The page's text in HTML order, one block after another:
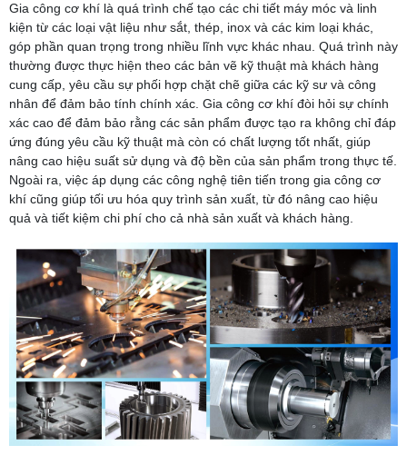
Gia công cơ khí là quá trình chế tạo các chi tiết máy móc và linh
kiện từ các loại vật liệu như sắt, thép, inox và các kim loại khác,
góp phần quan trọng trong nhiều lĩnh vực khác nhau. Quá trình này
thường được thực hiện theo các bản vẽ kỹ thuật mà khách hàng
cung cấp, yêu cầu sự phối hợp chặt chẽ giữa các kỹ sư và công
nhân để đảm bảo tính chính xác. Gia công cơ khí đòi hỏi sự chính
xác cao để đảm bảo rằng các sản phẩm được tạo ra không chỉ đáp
ứng đúng yêu cầu kỹ thuật mà còn có chất lượng tốt nhất, giúp
nâng cao hiệu suất sử dụng và độ bền của sản phẩm trong thực tế.
Ngoài ra, việc áp dụng các công nghệ tiên tiến trong gia công cơ
khí cũng giúp tối ưu hóa quy trình sản xuất, từ đó nâng cao hiệu
quả và tiết kiệm chi phí cho cả nhà sản xuất và khách hàng.